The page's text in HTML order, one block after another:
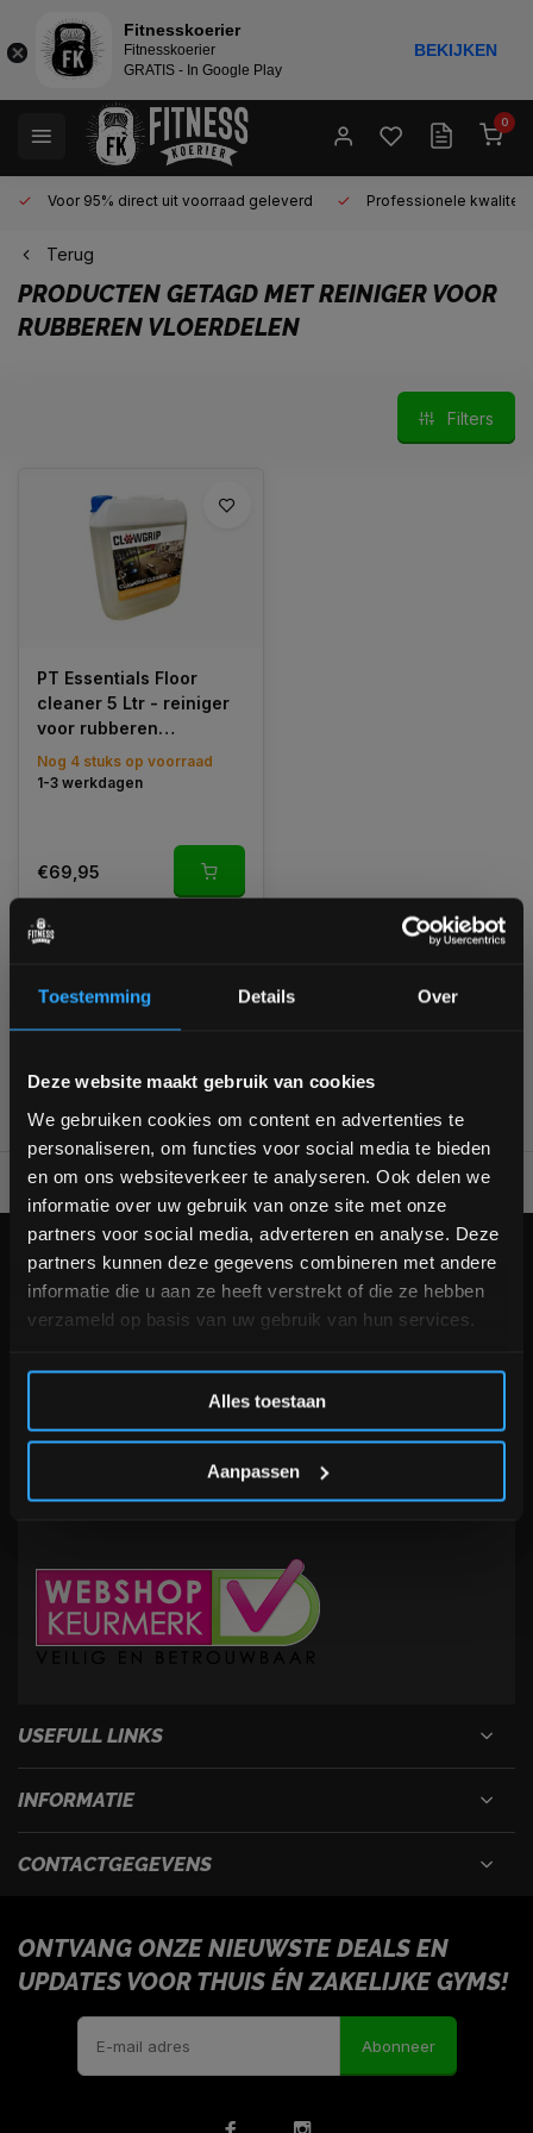
Toestemming Details Over
Deze website maakt gebruik van cookies
We gebruiken cookies om content en advertenties te
personaliseren, om functies voor social media te bieden
en om ons websiteverkeer te analyseren. Ook delen we
informatie over uw gebruik van onze site met onze
partners voor social media, adverteren en analyse. Deze
partners kunnen deze gegevens combineren met andere
informatie die u aan ze heeft verstrekt of die ze hebben
verzameld op basis van uw gebruik van hun services.
Alles toestaan
Aanpassen
0
Voor 95% direct uit voorraad geleverd Professionele kwaliteit
Terug
PRODUCTEN GETAGD MET REINIGER VOOR
RUBBEREN VLOERDELEN
Filters
PT Essentials Floor
cleaner 5 Ltr - reiniger
voor rubberen
vloerdelen
Nog 4 stuks op voorraad
1-3 werkdagen
€69,95
Voor 95% direct uit voorraad geleverd Professionele
KLANTENSERVICE now opened
+31 (0)24 645 1309
USEFULL LINKS
INFORMATIE
CONTACTGEGEVENS
ONTVANG ONZE NIEUWSTE DEALS EN
UPDATES VOOR THUIS ÉN ZAKELIJKE GYMS!
Abonneer
Bam! 5% korting op je volgende
Schrijf je in voor onze nieuwsbrief om op de hoogte te
blijven over onze nieuwe producten, deals en meer
interessante info. Ontvang 5% korting op je eerstvolgende
aankoop! 😀
Inschrijven
*Verzendkosten vallen buiten de korting
Fitnesskoerier
Fitnesskoerier
GRATIS - In Google Play
BEKIJKEN